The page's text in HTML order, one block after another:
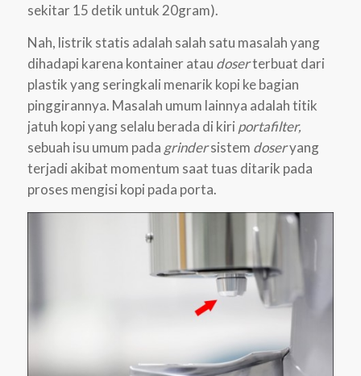
sekitar 15 detik untuk 20gram).
Nah, listrik statis adalah salah satu masalah yang
dihadapi karena kontainer atau doserterbuat dari
plastik yang seringkali menarik kopi ke bagian
pinggirannya. Masalah umum lainnya adalah titik
jatuh kopi yang selalu berada di kiri portafilter,
sebuah isu umum pada grindersistem doseryang
terjadi akibat momentum saat tuas ditarik pada
proses mengisi kopi pada porta.